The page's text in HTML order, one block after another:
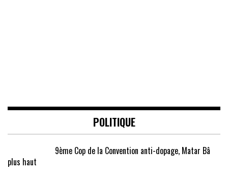
POLITIQUE
9ème Cop de la Convention anti-dopage, Matar Bâ
plus haut